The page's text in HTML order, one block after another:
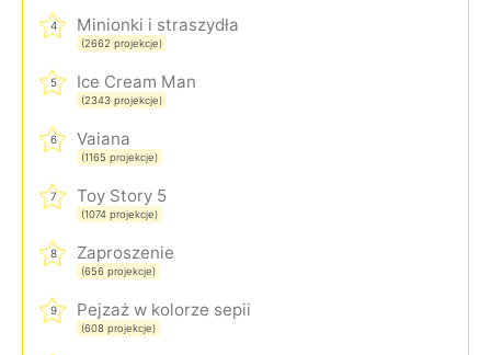
4 Minionki i straszydła
(2662 projekcje)
5 Ice Cream Man
(2343 projekcje)
6 Vaiana
(1165 projekcje)
7 Toy Story 5
(1074 projekcje)
8 Zaproszenie
(656 projekcje)
9 Pejzaż w kolorze sepii
(608 projekcje)